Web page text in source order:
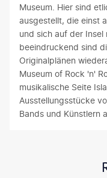
Museum. Hier sind
ausgestellt, die einst
und sich auf der Insel
beeindruckend sind
Originalplänen
Museum of Rock 'n'
musikalische Seite
Ausstellungsstücke
Bands und Künstlern